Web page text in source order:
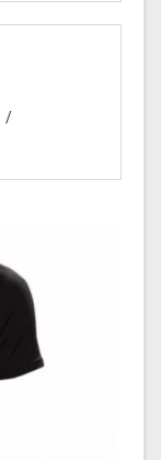
/